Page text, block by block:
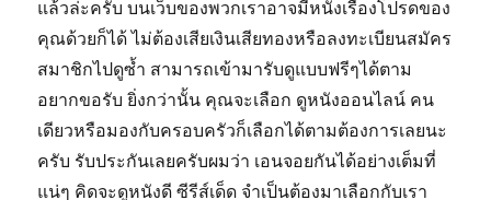
แล้วล่ะครับ บนเว็บของพวกเราอาจมีหนังเรื่องโปรดของ
คุณด้วยก็ได้ ไม่ต้องเสียเงินเสียทองหรือลงทะเบียนสมัคร
สมาชิกไปดูซ้ำ สามารถเข้ามารับดูแบบฟรีๆได้ตาม
อยากขอรับ ยิ่งกว่านั้น คุณจะเลือก ดูหนังออนไลน์ คน
เดียวหรือมองกับครอบครัวก็เลือกได้ตามต้องการเลยนะ
ครับ รับประกันเลยครับผมว่า เอนจอยกันได้อย่างเต็มที่
แน่ๆ คิดจะดูหนังดี ซีรีส์เด็ด จำเป็นต้องมาเลือกกับเรา